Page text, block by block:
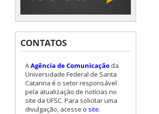
CONTATOS
AAgência de Comunicação da
Universidade Federal de Santa
Catarina é o setor responsável
pela atualização de notícias no
site da UFSC. Para solicitar uma
divulgação, acesse o site.